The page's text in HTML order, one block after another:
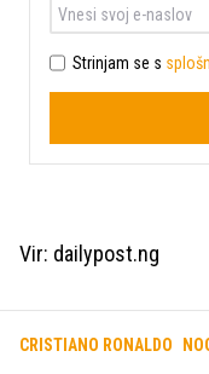
Strinjam se s
Vir: dailypost.ng
CRISTIANO RONALDO